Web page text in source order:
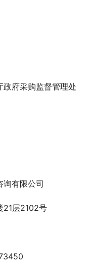
府采购监督管理处
询有限公司
21层2102号